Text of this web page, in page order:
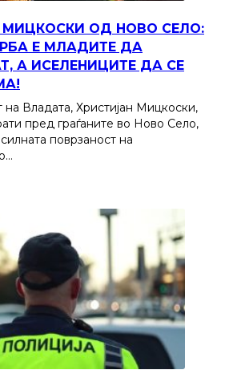
МИЦКОСКИ ОД НОВО СЕЛО:
Е МЛАДИТЕ ДА
А ИСЕЛЕНИЦИТЕ ДА СЕ
на Владата, Христијан Мицкоски,
пред граѓаните во Ново Село,
силната поврзаност на